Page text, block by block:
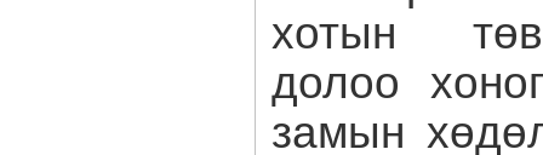
хотын
долоо
замын